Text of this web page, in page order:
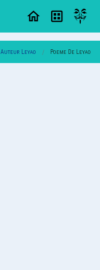
Auteur Leyao Poeme De Leyao